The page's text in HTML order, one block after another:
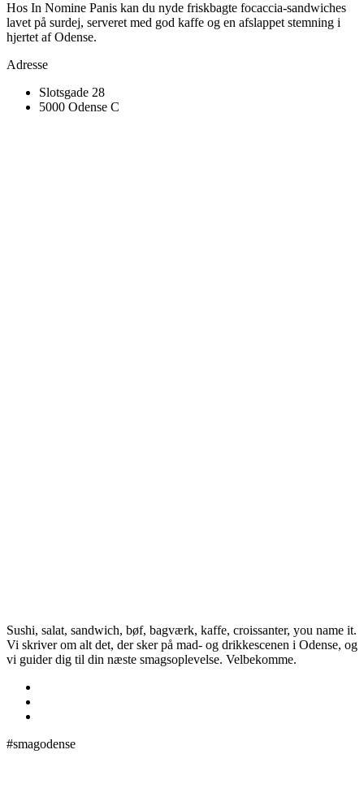
Hos In Nomine Panis kan du nyde friskbagte focaccia-sandwiches
lavet på surdej, serveret med god kaffe og en afslappet stemning i
hjertet af Odense.
Adresse
Slotsgade 28
5000 Odense C
Sushi, salat, sandwich, bøf, bagværk, kaffe, croissanter, you name it.
Vi skriver om alt det, der sker på mad- og drikkescenen i Odense, og
vi guider dig til din næste smagsoplevelse. Velbekomme.
#smagodense